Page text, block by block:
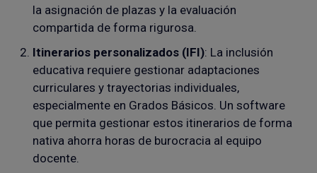
la asignación de plazas y la evaluación
compartida de forma rigurosa.
Itinerarios personalizados (IFI): La inclusión
educativa requiere gestionar adaptaciones
curriculares y trayectorias individuales,
especialmente en Grados Básicos. Un software
que permita gestionar estos itinerarios de forma
nativa ahorra horas de burocracia al equipo
docente.